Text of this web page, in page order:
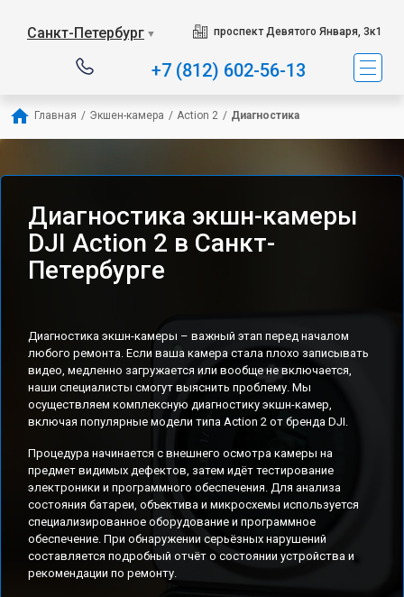
Санкт-Петербург ▼ проспект Девятого Января, 3к1
+7 (812) 602-56-13
Главная / Экшен-камера / Action 2 / Диагностика
Диагностика экшн-камеры
DJI Action 2 в Санкт-
Петербурге
Диагностика экшн-камеры – важный этап перед началом
любого ремонта. Если ваша камера стала плохо записывать
видео, медленно загружается или вообще не включается,
наши специалисты смогут выяснить проблему. Мы
осуществляем комплексную диагностику экшн-камер,
включая популярные модели типа Action 2 от бренда DJI.
Процедура начинается с внешнего осмотра камеры на
предмет видимых дефектов, затем идёт тестирование
электроники и программного обеспечения. Для анализа
состояния батареи, объектива и микросхемы используется
специализированное оборудование и программное
обеспечение. При обнаружении серьёзных нарушений
составляется подробный отчёт о состоянии устройства и
рекомендации по ремонту.